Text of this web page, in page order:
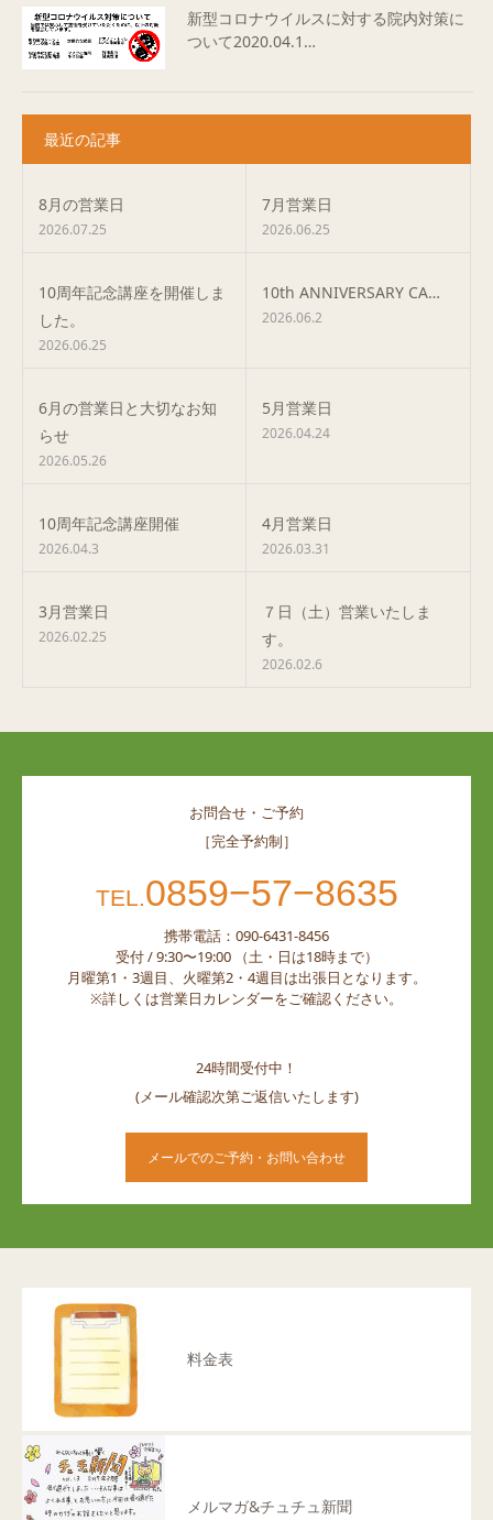
新型コロナウイルスに対する院内対策に
ついて2020.04.1…
最近の記事
8月の営業日
2026.07.25
7月営業日
2026.06.25
10周年記念講座を開催しま
した。
2026.06.25
10th ANNIVERSARY CA…
2026.06.2
6月の営業日と大切なお知
らせ
2026.05.26
5月営業日
2026.04.24
10周年記念講座開催
2026.04.3
4月営業日
2026.03.31
3月営業日
2026.02.25
７日（土）営業いたしま
す。
2026.02.6
お問合せ・ご予約
［完全予約制］
TEL.0859−57−8635
携帯電話：090-6431-8456
受付 / 9:30〜19:00 （土・日は18時まで）
月曜第1・3週目、火曜第2・4週目は出張日となります。
※詳しくは営業日カレンダーをご確認ください。
24時間受付中！
(メール確認次第ご返信いたします)
メールでのご予約・お問い合わせ
料金表
メルマガ&チュチュ新聞